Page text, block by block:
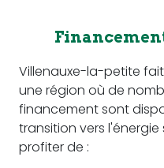
Villenauxe-la-petite
une région où de
financement sont
transition vers
profiter de :